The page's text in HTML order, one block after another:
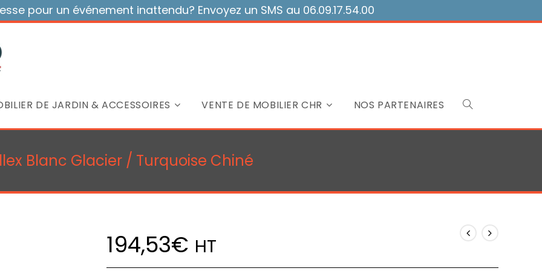
pour un événement inattendu? Envoyez un SMS au 06.09.17.54.00
DE JARDIN & ACCESSOIRES VENTE DE MOBILIER CHR NOS PARTENAIRES Toggle
search
Blanc Glacier / Turquoise Chiné
194,53€ HT